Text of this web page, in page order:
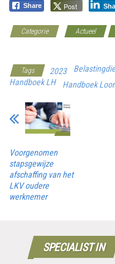
Share Post
Categorie Actueel
Tags 2023
Handboek LH
Handboek
Voorgenomen
stapsgewijze
afschaffing van het
LKV oudere
werknemer
SPECIALIST IN